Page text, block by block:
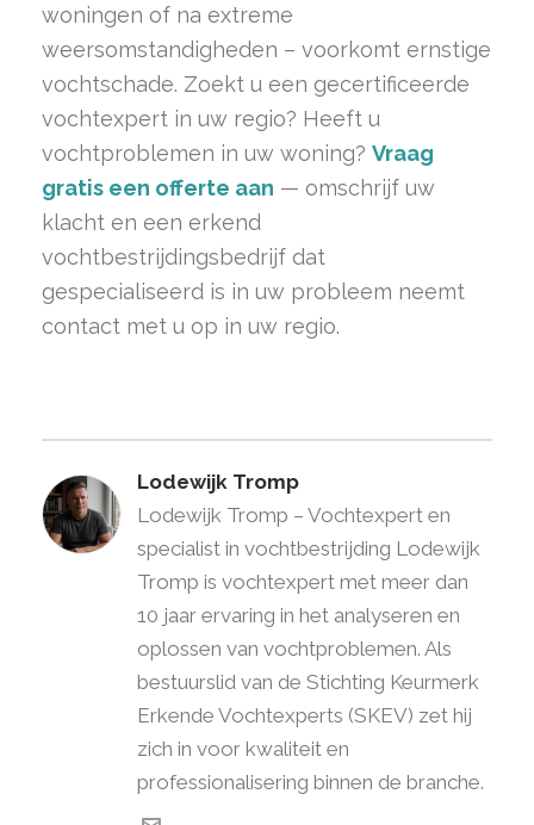
woningen of na extreme
weersomstandigheden – voorkomt ernstige
vochtschade. Zoekt u een gecertificeerde
vochtexpert in uw regio? Heeft u
vochtproblemen in uw woning? Vraag
gratis een offerte aan — omschrijf uw
klacht en een erkend
vochtbestrijdingsbedrijf dat
gespecialiseerd is in uw probleem neemt
contact met u op in uw regio.
Lodewijk Tromp
Lodewijk Tromp – Vochtexpert en
specialist in vochtbestrijding Lodewijk
Tromp is vochtexpert met meer dan
10 jaar ervaring in het analyseren en
oplossen van vochtproblemen. Als
bestuurslid van de Stichting Keurmerk
Erkende Vochtexperts (SKEV) zet hij
zich in voor kwaliteit en
professionalisering binnen de branche.